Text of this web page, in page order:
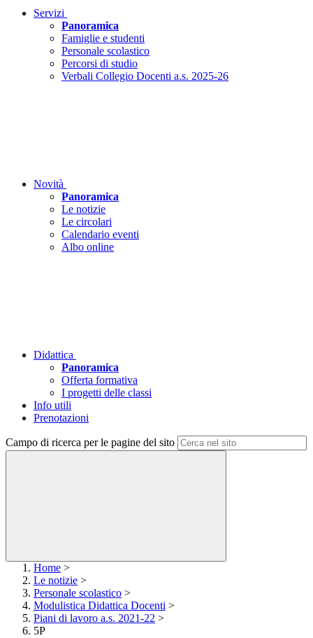
Servizi
Panoramica
Famiglie e studenti
Personale scolastico
Percorsi di studio
Verbali Collegio Docenti a.s. 2025-26
Novità
Panoramica
Le notizie
Le circolari
Calendario eventi
Albo online
Didattica
Panoramica
Offerta formativa
I progetti delle classi
Info utili
Prenotazioni
Campo di ricerca per le pagine del sito
Home >
Le notizie >
Personale scolastico >
Modulistica Didattica Docenti >
Piani di lavoro a.s. 2021-22 >
5P